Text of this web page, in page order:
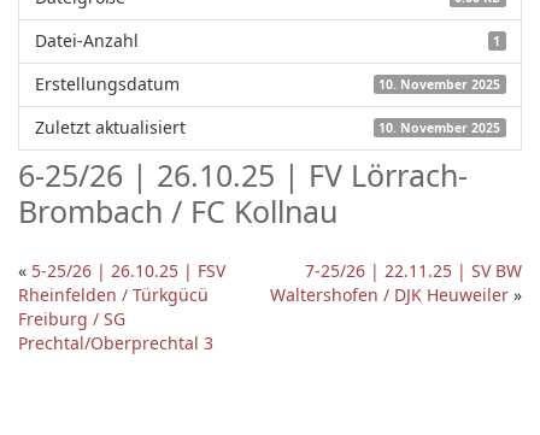
Datei-Anzahl 1
Erstellungsdatum 10. November 2025
Zuletzt aktualisiert 10. November 2025
6-25/26 | 26.10.25 | FV Lörrach-
Brombach / FC Kollnau
« 5-25/26 | 26.10.25 | FSV
Rheinfelden / Türkgücü
Freiburg / SG
Prechtal/Oberprechtal 3
7-25/26 | 22.11.25 | SV BW
Waltershofen / DJK Heuweiler »